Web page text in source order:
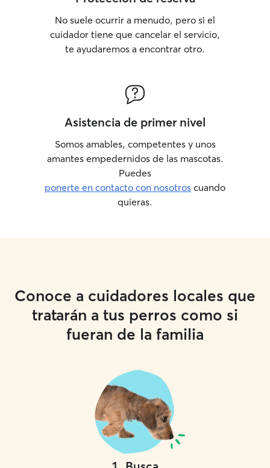
No suele ocurrir a menudo, pero si el
cuidador tiene que cancelar el servicio,
te ayudaremos a encontrar otro.
Asistencia de primer nivel
Somos amables, competentes y unos
amantes empedernidos de las mascotas.
Puedes
ponerte en contacto con nosotros cuando
quieras.
Conoce a cuidadores locales que
tratarán a tus perros como si
fueran de la familia